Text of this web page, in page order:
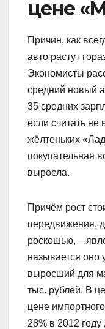
цене
Причин, как
авто растут
Экономисты
средний новый
35 средних
если считать не
жёлтеньких
покупательная
выросла.
Причём рост
передвижения,
роскошью, –
называется оно
выросший для
тыс. рублей. В
цене
28% в 2012